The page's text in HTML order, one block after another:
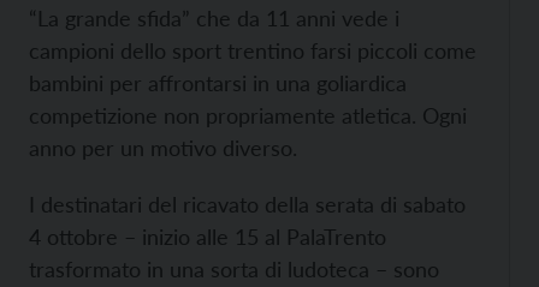
“La grande sfida” che da 11 anni vede i
campioni dello sport trentino farsi piccoli come
bambini per affrontarsi in una goliardica
competizione non propriamente atletica. Ogni
anno per un motivo diverso.
I destinatari del ricavato della serata di sabato
4 ottobre – inizio alle 15 al PalaTrento
trasformato in una sorta di ludoteca – sono